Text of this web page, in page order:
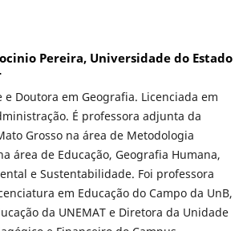
Pereira, Universidade do Estado
Doutora em Geografia. Licenciada em
É professora adjunta da
Grosso na área de Metodologia
área de Educação, Geografia Humana,
e Sustentabilidade. Foi professora
em Educação do Campo da UnB,
da UNEMAT e Diretora da Unidade